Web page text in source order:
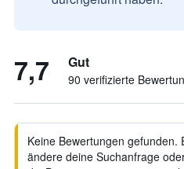
7,7 Gut
90 verifizierte
Keine Bewertungen gefunden.
ändere deine Suchanfrage